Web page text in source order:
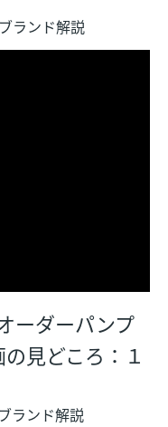
ランド解説
ーダーパンプ
見どころ：１
ランド解説